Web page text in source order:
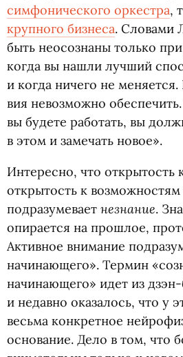
симфонического оркестра,
крупного бизнеса. Словами
быть неосо­знаны только
когда вы нашли луч­ший
и когда ничего не
вия невоз­можно
вы будете работать, вы
в этом и заме­чать новое».
Интересно, что открытость
открытость к возможностям
подразумевает незнание.
опирается на прошлое,
Активное внимание
начинающего». Термин «
начинающего» идет из
и недавно оказалось, что у
весьма конкретное
основание. Дело в том, что